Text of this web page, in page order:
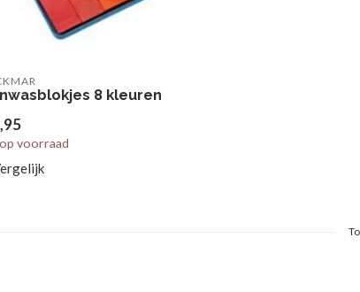
8 kleuren
voorraad